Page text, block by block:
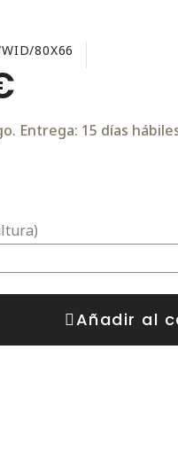
80X66
Entrega: 15 días
Añadir al